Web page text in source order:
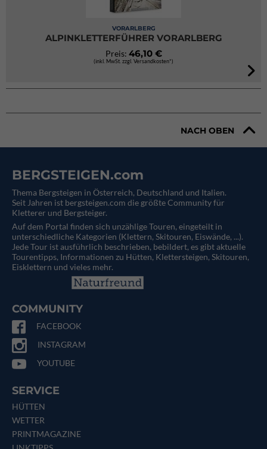
VORARLBERG
ALPINKLETTERFÜHRER VORARLBERG
Preis: 46,10 €
(inkl. MwSt. zzgl. Versandkosten*)
NACH OBEN
BERGSTEIGEN.com
Thema Bergsteigen in Österreich, Deutschland und Italien.
Seit Jahren ist bergsteigen.com die größte Community für
Kletterer und Bergsteiger.
Auf dem Portal finden sich unzählige Touren, eingeteilt in
unterschiedliche Kategorien (Klettern, Skitouren, Eiswände, ...).
Jede Tour ist ausführlich beschrieben, bebildert, es gibt aktuelle
Tourentipps, Informationen zu Hütten, Klettersteigen, Skitouren,
Eisklettern und vieles mehr.
COMMUNITY
FACEBOOK
INSTAGRAM
YOUTUBE
SERVICE
HÜTTEN
WETTER
PRINTMAGAZINE